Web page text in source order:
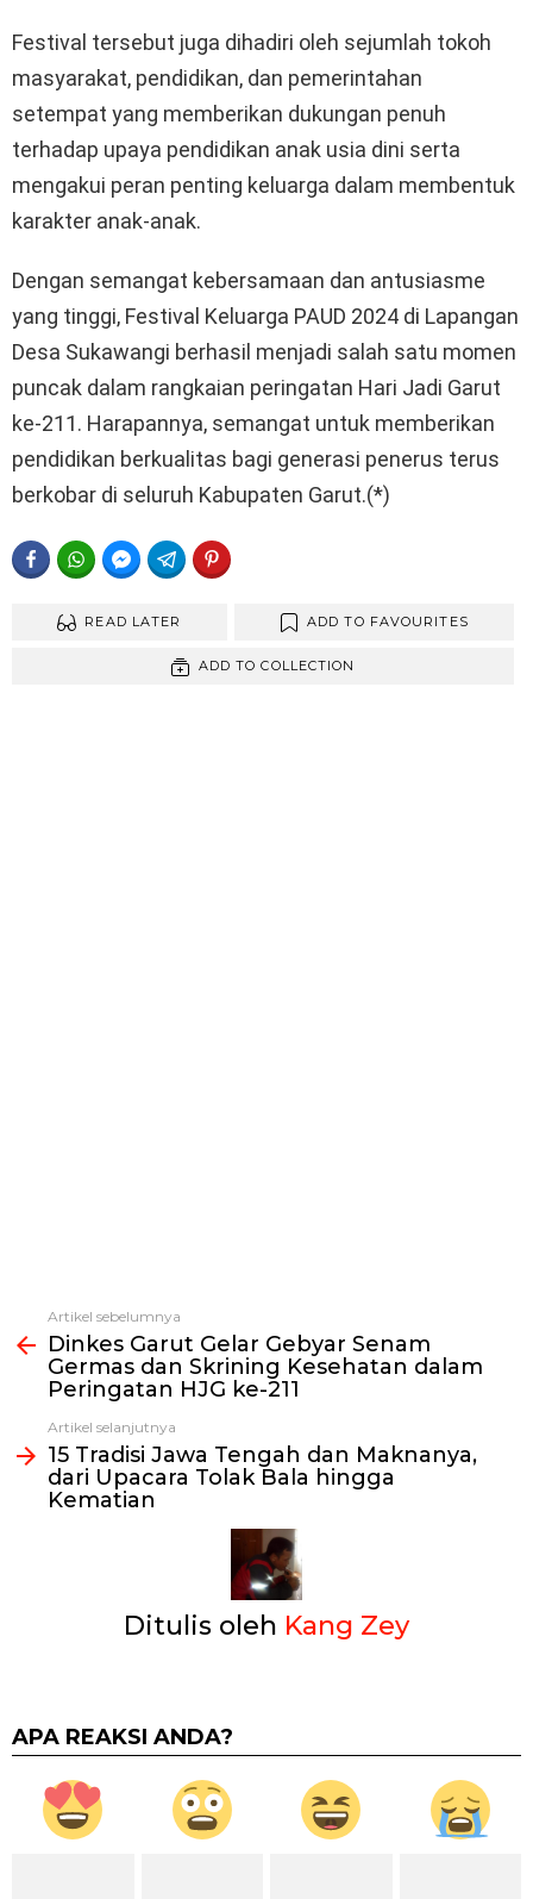
Festival tersebut juga dihadiri oleh sejumlah tokoh
masyarakat, pendidikan, dan pemerintahan
setempat yang memberikan dukungan penuh
terhadap upaya pendidikan anak usia dini serta
mengakui peran penting keluarga dalam membentuk
karakter anak-anak.
Dengan semangat kebersamaan dan antusiasme
yang tinggi, Festival Keluarga PAUD 2024 di Lapangan
Desa Sukawangi berhasil menjadi salah satu momen
puncak dalam rangkaian peringatan Hari Jadi Garut
ke-211. Harapannya, semangat untuk memberikan
pendidikan berkualitas bagi generasi penerus terus
berkobar di seluruh Kabupaten Garut.(*)
FACEBOOKWHATSAPPFACEBOOK MESSENGER
TELEGRAM
READ LATER ADD TO FAVOURITES
ADD TO COLLECTION
Lihat
selengkapnya
Artikel sebelumnya
Dinkes Garut Gelar Gebyar Senam
Germas dan Skrining Kesehatan dalam
Peringatan HJG ke-211
Artikel selanjutnya
15 Tradisi Jawa Tengah dan Maknanya,
dari Upacara Tolak Bala hingga
Kematian
Ditulis oleh Kang Zey
APA REAKSI ANDA?